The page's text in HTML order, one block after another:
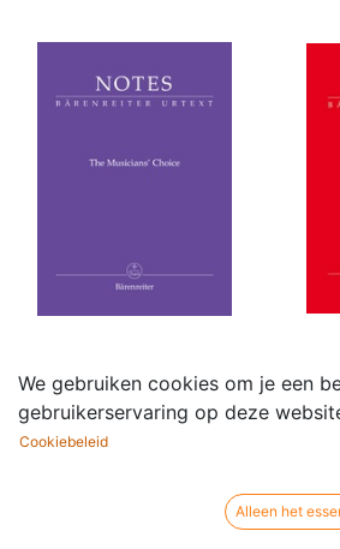
Notes - The Musician's
Choice Notebook
(Fauré purple cover)
1,00€
We gebruiken cookies om je een
gebruikerservaring op deze
Cookiebeleid
Alleen het